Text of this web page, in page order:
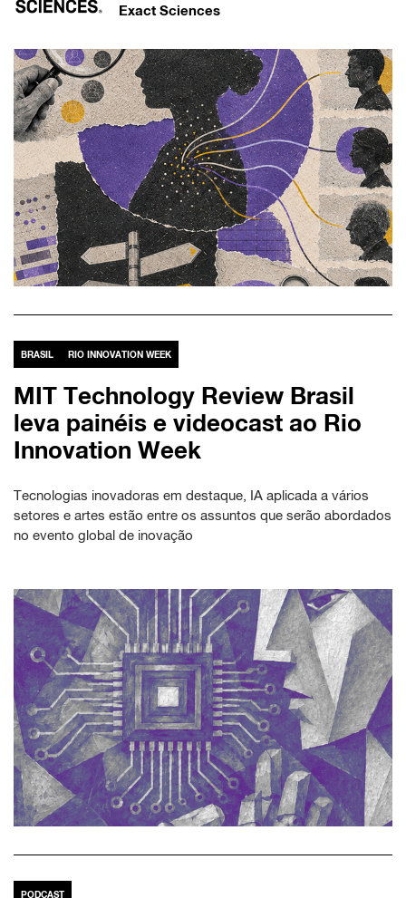
Exact Sciences
BRASIL RIO INNOVATION WEEK
MIT Technology Review Brasil
leva painéis e videocast ao Rio
Innovation Week
Tecnologias inovadoras em destaque, IA aplicada a vários
setores e artes estão entre os assuntos que serão abordados
no evento global de inovação
PODCAST